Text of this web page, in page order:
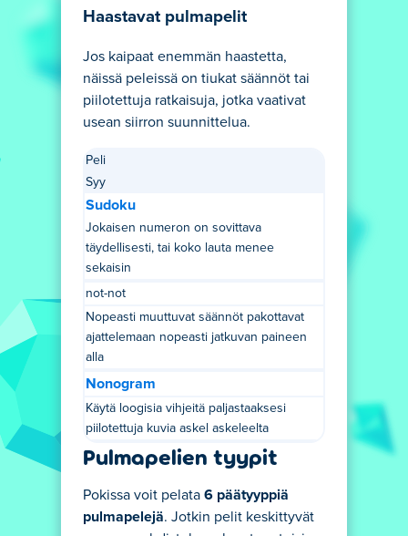
Haastavat pulmapelit
Jos kaipaat enemmän haastetta,
näissä peleissä on tiukat säännöt tai
piilotettuja ratkaisuja, jotka vaativat
usean siirron suunnittelua.
Peli
Syy
Sudoku
Jokaisen numeron on sovittava
täydellisesti, tai koko lauta menee
sekaisin
not-not
Nopeasti muuttuvat säännöt pakottavat
ajattelemaan nopeasti jatkuvan paineen
alla
Nonogram
Käytä loogisia vihjeitä paljastaaksesi
piilotettuja kuvia askel askeleelta
Pulmapelien tyypit
Pokissa voit pelata 6 päätyyppiä
pulmapelejä. Jotkin pelit keskittyvät